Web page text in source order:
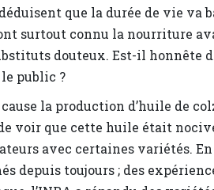
que la durée de vie va
surtout connu la nourriture
douteux. Est-il honnête
public ?
la production d’huile de
voir que cette huile était
avec certaines variétés.
depuis toujours ; des